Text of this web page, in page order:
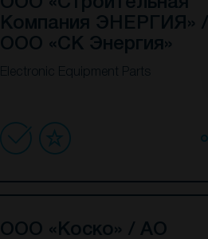
Компания ЭНЕРГИЯ» /
ООО «СК Энергия»
Electronic Equipment Parts
ООО «Коско» / АО